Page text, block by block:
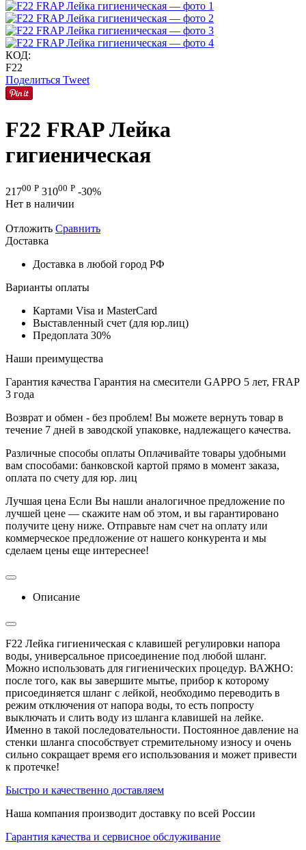
КОД:
F22
Поделиться Tweet
F22 FRAP Лейка
гигиеническая
21700 Р 31000 Р -30%
Нет в наличии
Отложить Сравнить
Доставка
Доставка в любой город РФ
Варианты оплаты
Картами Visa и MasterCard
Выставленный счет (для юр.лиц)
Предоплата 30%
Наши преимущества
Гарантия качества Гарантия на смесители GAPPO 5 лет, FRAP
3 года
Возврат и обмен - без проблем! Вы можете вернуть товар в
течение 7 дней в заводской упаковке, надлежащего качества.
Различные способы оплаты Оплачивайте товары удобными
вам способами: банковской картой прямо в момент заказа,
оплата по счету для юр. лиц
Лучшая цена Если Вы нашли аналогичное предложение по
лучшей цене — скажите нам об этом, и вы гарантировано
получите цену ниже. Отправьте нам счет на оплату или
коммерческое предложение от нашего конкурента и мы
сделаем цены еще интереснее!
Описание
F22 Лейка гигиеническая с клавишей регулировки напора
воды, универсальное присоединение под любой шланг.
Можно использовать для гигиенических процедур. ВАЖНО:
после того, как вы завершите мытье, прибор к которому
присоединяется шланг с лейкой, необходимо переводить в
режим отключения от напора воды, то есть попросту
выключать и слить воду из шланга клавишей на лейке.
Именно в такой последовательности. Постоянное давление на
стенки шланга способствует стремительному износу и очень
сильно сокращает время его использования и может привести
к протечке!
Быстро и качественно доставляем
Наша компания производит доставку по всей России
Гарантия качества и сервисное обслуживание